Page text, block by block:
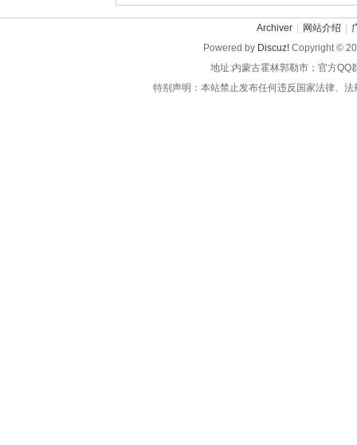
Archiver 网站介绍
Powered by Discuz! Copyright ©
地址:内蒙古霍林郭勒市；官方QQ
特别声明：本站禁止发布任何违反国家法律、